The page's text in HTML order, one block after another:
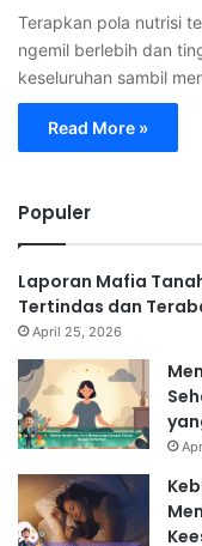
Terapkan pola nutrisi
ngemil berlebih dan
keseluruhan sambil
Read More »
Populer
Laporan Mafia
Tertindas dan
April 25, 2026